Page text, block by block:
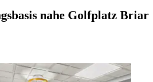
nahe Golfplatz Briar